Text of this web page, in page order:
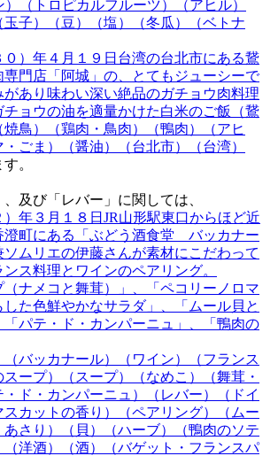
（トロピカルフルーツ）（アヒル）
玉子）（豆）（塩）（冬瓜）（ベトナ
０）年４月１９日台湾の台北市にある鵞
専門店「阿城」の、とてもジューシーで
あり味わい深い絶品のガチョウ肉料理
チョウの油を適量かけた白米のご飯（鵞
鳥）（鶏肉・鳥肉）（鴨肉）（アヒ
ごま）（醤油）（台北市）（台湾）
。
及び「レバー」に関しては、
）年３月１８日JR山形駅東口からほど近
澄町にある「ぶどう酒食堂 バッカナー
ソムリエの伊藤さんが素材にこだわって
ス料理とワインのペアリング。
（ナメコと舞茸）」、「ペコリーノロマ
た色鮮やかなサラダ」、「ムール貝と
「パテ・ド・カンパーニュ」、「鴨肉の
（バッカナール）（ワイン）（フランス
ープ）（スープ）（なめこ）（舞茸・
・ド・カンパーニュ）（レバー）（ドイ
カットの香り）（ペアリング）（ムー
あさり）（貝）（ハーブ）（鴨肉のソテ
（洋酒）（酒）（バゲット・フランスパ